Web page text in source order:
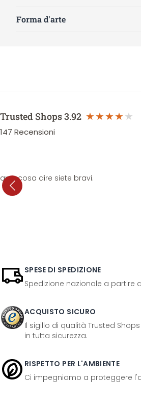
Forma d'arte
Trusted Shops3.92
147 Recensioni
cosa dire siete bravi.
SPESE DI SPEDIZIONE
Spedizione nazionale a partire
ACQUISTO SICURO
Il sigillo di qualità Trusted
in tutta sicurezza.
RISPETTO PER L'AMBIENTE
Ci impegniamo a proteggere